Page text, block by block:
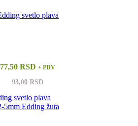
77,50 RSD + PDV
93,00 RSD
svetlo plava